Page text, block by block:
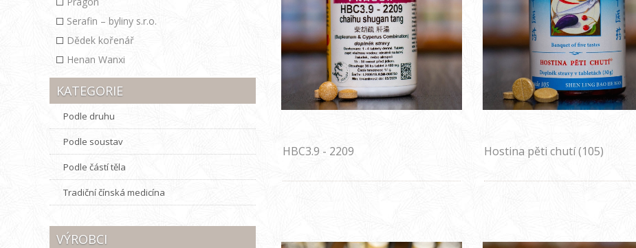
HBC3.9 - 2209 Hostina pěti chutí (105)
Serafin – byliny s.r.o.
Dědek kořenář
Henan Wanxi
KATEGORIE
Podle druhu
Podle soustav
Podle částí těla
Tradiční čínská medicína
VÝROBCI